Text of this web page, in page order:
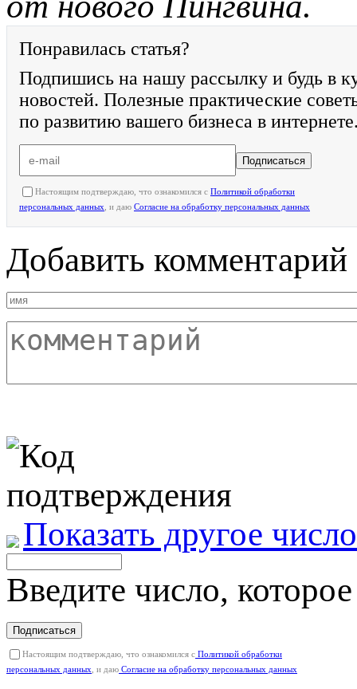
Понравилась статья?
Подпишись на нашу рассылку и будь в
новостей. Полезные практические
по развитию вашего бизнеса в
Подписаться
Настоящим подтверждаю, что ознакомился с Политикой обработки
персональных данных , и даю Согласие на обработку персональных данных
Добавить комментарий
Показать другое число
Введите число,
Подписаться
Настоящим подтверждаю, что ознакомился с Политикой обработки
персональных данных , и даю Согласие на обработку персональных данных